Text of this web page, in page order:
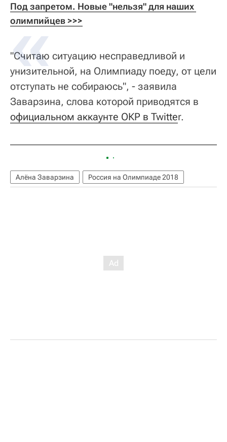
Под запретом. Новые "нельзя" для наших
олимпийцев >>>
"Считаю ситуацию несправедливой и
унизительной, на Олимпиаду поеду, от цели
отступать не собираюсь", - заявила
Заварзина, слова которой приводятся в
официальном аккаунте ОКР в Twitter.
Алёна Заварзина Россия на Олимпиаде 2018